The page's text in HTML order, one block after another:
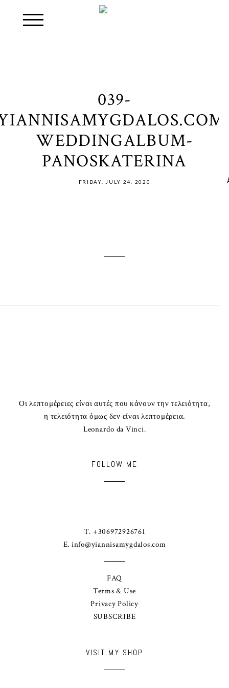
039-
WEDDINGALBUM-
PANOSKATERINA
FRIDAY, JULY 24, 2020
VISIT MY SHOP
Οι λεπτομέρειες είναι αυτές που κάνουν την τελειότητα,
η τελειότητα όμως δεν είναι λεπτομέρεια.
Leonardo da Vinci.
FOLLOW ME
T. +306972926761
E. info@yiannisamygdalos.com
FAQ
Terms & Use
Privacy Policy
SUBSCRIBE